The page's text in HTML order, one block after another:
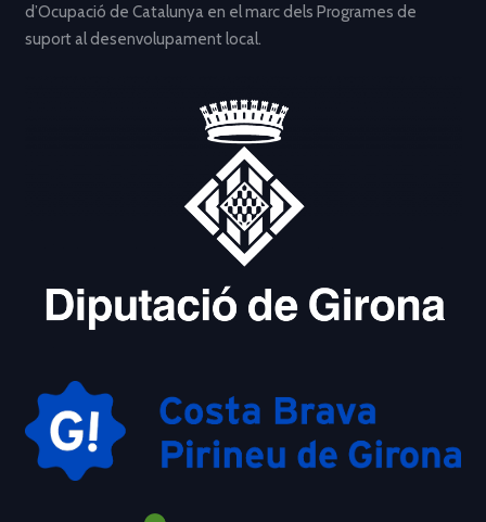
d’Ocupació de Catalunya en el marc dels Programes de
suport al desenvolupament local.